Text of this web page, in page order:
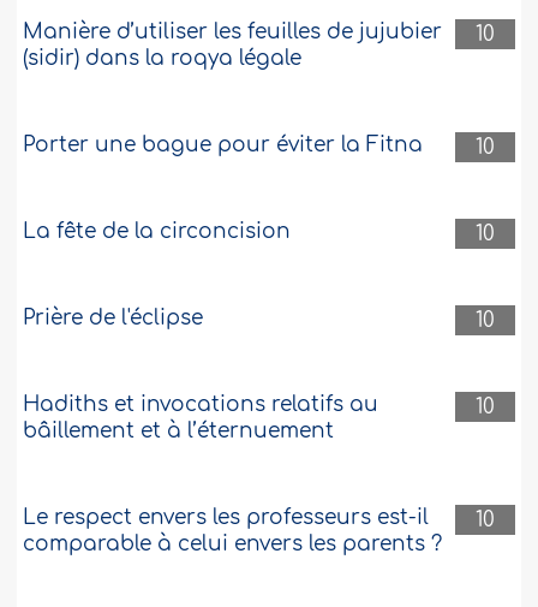
10
Manière d’utiliser les feuilles de jujubier
(sidir) dans la roqya légale
10
Porter une bague pour éviter la Fitna
10
La fête de la circoncision
10
Prière de l'éclipse
10
Hadiths et invocations relatifs au
bâillement et à l’éternuement
10
Le respect envers les professeurs est-il
comparable à celui envers les parents ?